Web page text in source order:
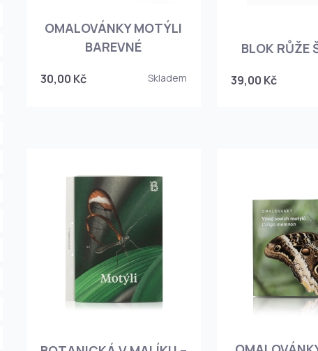
OMALOVÁNKY MOTÝLI
BAREVNÉ
30,00 Kč Skladem
BLOK RŮŽE
39,00 Kč